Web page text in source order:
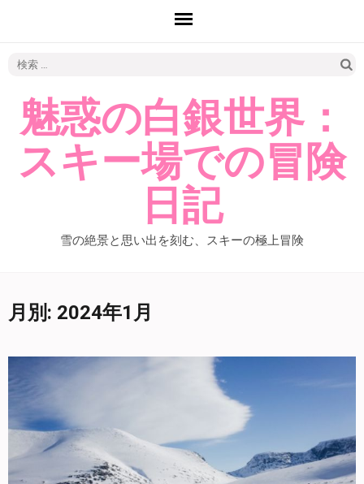
魅惑の白銀世界：
スキー場での冒険
日記
雪の絶景と思い出を刻む、スキーの極上冒険
月別: 2024年1月